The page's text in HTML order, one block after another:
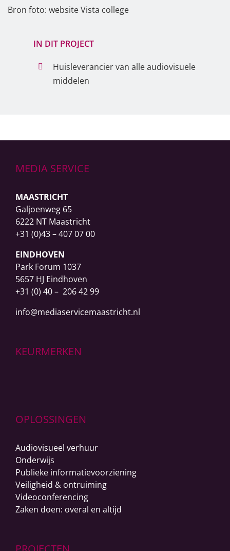
Bron foto: website Vista college
IN DIT PROJECT
Huisleverancier van alle audiovisuele
middelen
MEDIA SERVICE
MAASTRICHT
Galjoenweg 65
6222 NT Maastricht
+31 (0)43 – 407 07 00
EINDHOVEN
Park Forum 1037
5657 HJ Eindhoven
+31 (0) 40 – 206 42 99
info@mediaservicemaastricht.nl
KEURMERKEN
OPLOSSINGEN
Audiovisueel verhuur
Onderwijs
Publieke informatievoorziening
Veiligheid & ontruiming
Videoconferencing
Zaken doen: overal en altijd